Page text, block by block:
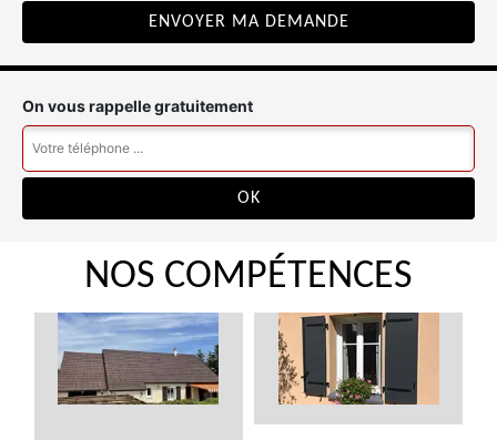
On vous rappelle gratuitement
NOS COMPÉTENCES